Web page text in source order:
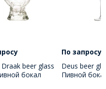
beer glass
бокал
По запросу
Deus beer
Пивной